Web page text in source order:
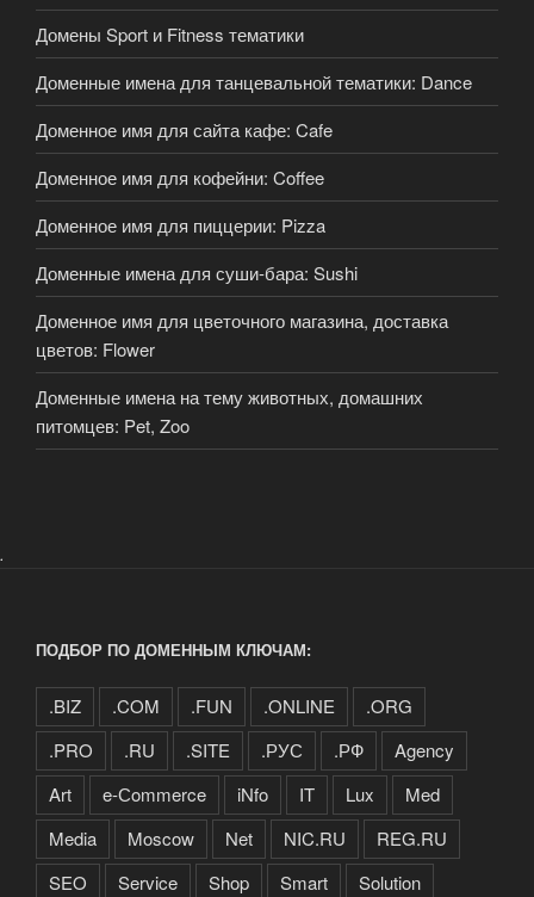
Домены Sport и Fitness тематики
Доменные имена для танцевальной тематики: Dance
Доменное имя для сайта кафе: Cafe
Доменное имя для кофейни: Coffee
Доменное имя для пиццерии: Pizza
Доменные имена для суши-бара: Sushi
Доменное имя для цветочного магазина, доставка
цветов: Flower
Доменные имена на тему животных, домашних
питомцев: Pet, Zoo
.
ПОДБОР ПО ДОМЕННЫМ КЛЮЧАМ:
.BIZ .COM .FUN .ONLINE
.ORG
.PRO
.RU .SITE .РУС .РФ
Agency
Art
e-Сommerce iNfo IT Lux
Med
Media
Moscow Net NIC.RU
REG.RU
SEO
Service Shop Smart
Solution